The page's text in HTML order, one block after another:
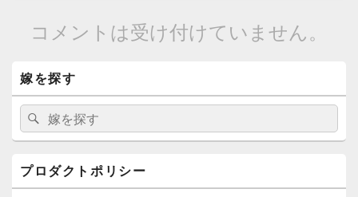
コメントは受け付けていません。
イ
ン
サ
ド
ー
嫁を探す
検
索:
検
索
プロダクトポリシー